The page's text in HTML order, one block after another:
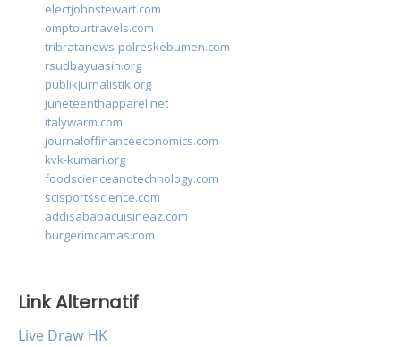
electjohnstewart.com
omptourtravels.com
tribratanews-polreskebumen.com
rsudbayuasih.org
publikjurnalistik.org
juneteenthapparel.net
italywarm.com
journaloffinanceeconomics.com
kvk-kumari.org
foodscienceandtechnology.com
scisportsscience.com
addisababacuisineaz.com
burgerimcamas.com
Link Alternatif
Live Draw HK